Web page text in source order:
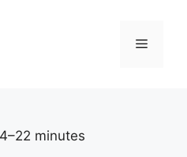
Menu
minutes